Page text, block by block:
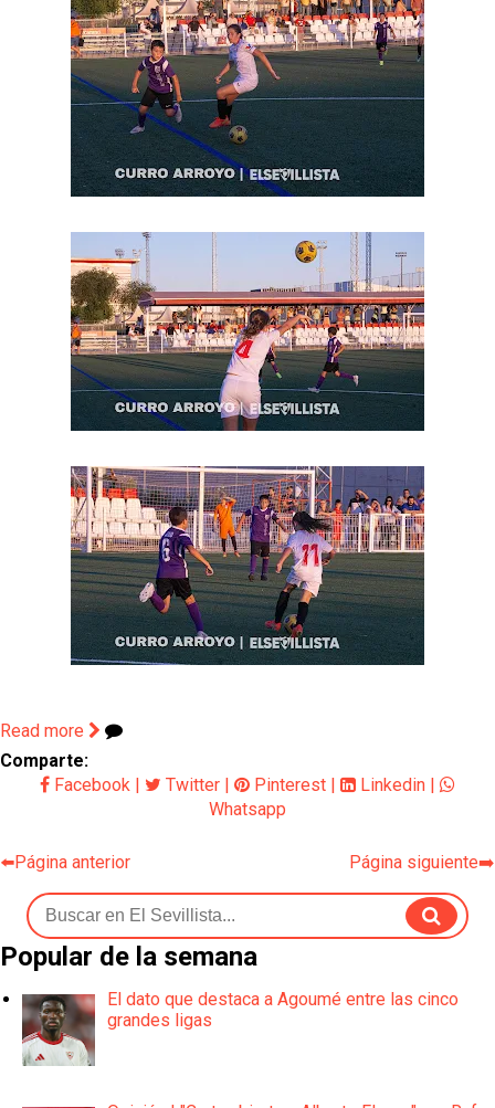
Read more
Comparte:
Facebook
Twitter Pinterest Linkedin
Whatsapp
⬅️Página anterior Página siguiente➡️
Popular de la semana
El dato que destaca a Agoumé entre las cinco
grandes ligas